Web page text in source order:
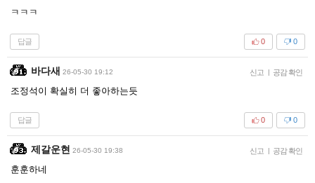
ㅋㅋㅋ
답글 0
0
바다새 26-05-30 19:12 신고 | 공감 확인
조정석이 확실히 더 좋아하는듯
답글 0
0
제갈운현 26-05-30 19:38 신고 | 공감 확인
훈훈하네